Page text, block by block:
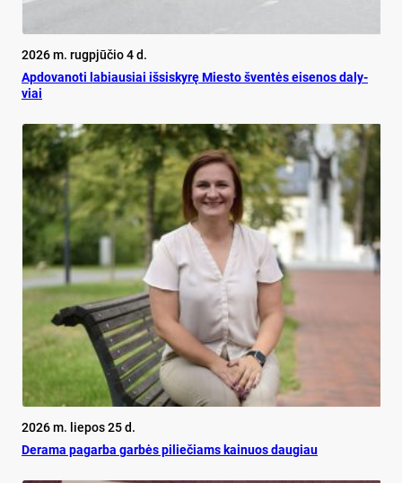
2026 m. rugpjūčio 4 d.
Ap­do­va­no­ti la­biau­siai iš­si­sky­rę Mies­to šven­tės ei­se­nos da­ly­
viai
2026 m. liepos 25 d.
De­ra­ma pa­gar­ba gar­bės pi­lie­čiams kai­nuos dau­giau